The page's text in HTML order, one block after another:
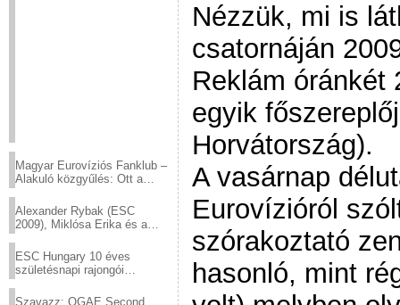
Magyar Eurovíziós Fanklub –
Alakuló közgyűlés: Ott a
Alexander Rybak (ESC
2009), Miklósa Erika és a
sztárjai a Margitszigeten
ESC Hungary 10 éves
születésnapi rajongói
Szavazz: OGAE Second
Nézzük, mi is
csatornáján
Reklám óránkét
egyik
Horvátország).
A vasárnap
Eurovízióról
szórakoztató
hasonló, mint